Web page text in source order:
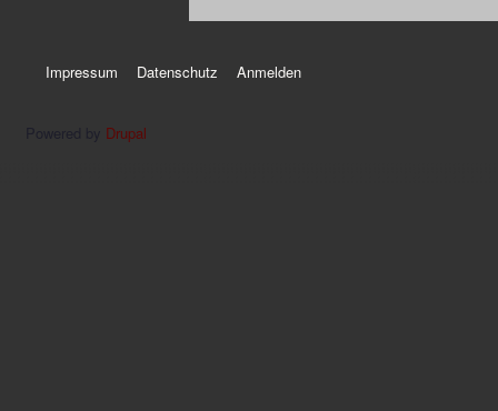
Impressum Datenschutz Anmelden
Drupal